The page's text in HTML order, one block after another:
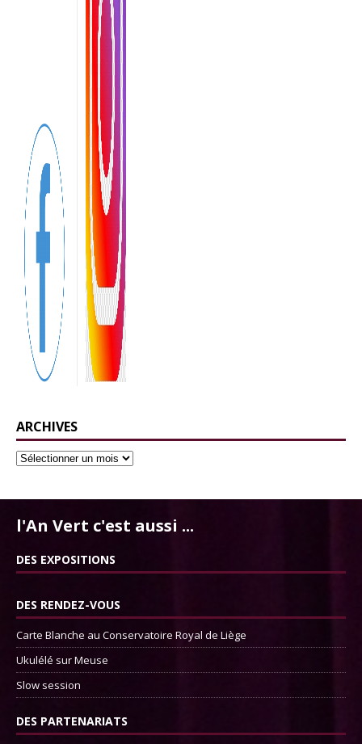
ARCHIVES
l'An Vert c'est aussi ...
DES EXPOSITIONS
DES RENDEZ-VOUS
Carte Blanche au Conservatoire Royal de Liège
Ukulélé sur Meuse
Slow session
DES PARTENARIATS